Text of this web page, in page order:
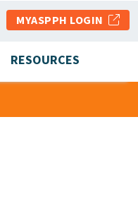
MYASPPH LOGIN
RESOURCES